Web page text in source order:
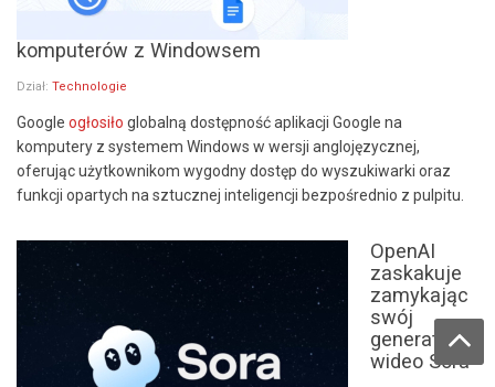
komputerów z Windowsem
Dział: Technologie
Google ogłosiło globalną dostępność aplikacji Google na
komputery z systemem Windows w wersji anglojęzycznej,
oferując użytkownikom wygodny dostęp do wyszukiwarki oraz
funkcji opartych na sztucznej inteligencji bezpośrednio z pulpitu.
OpenAI
zaskakuje
zamykając
swój
generator
wideo Sora